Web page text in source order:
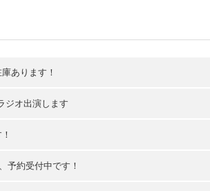
あります！
ジオ出演します
予約受付中です！